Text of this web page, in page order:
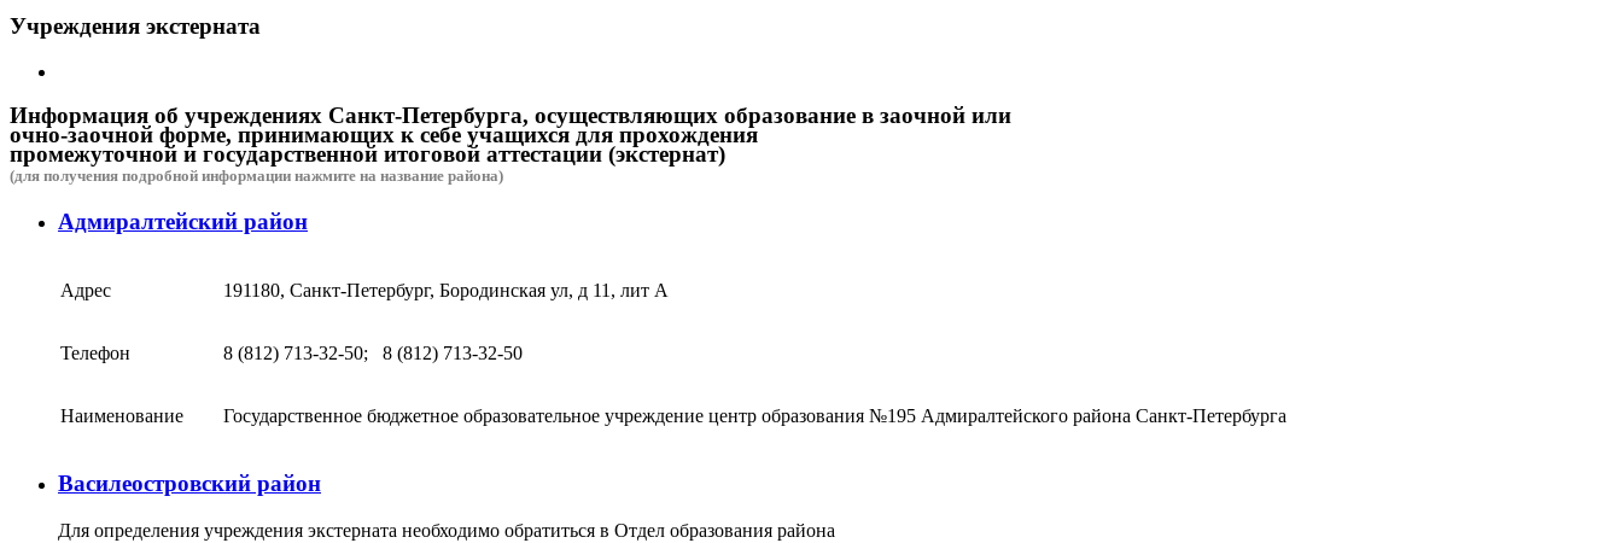
Учреждения экстерната
Информация об учреждениях Санкт-Петербурга, осуществляющих образование в заочной или
очно-заочной форме, принимающих к себе учащихся для прохождения
промежуточной и государственной итоговой аттестации (экстернат)
(для получения подробной информации нажмите на название района)
Адмиралтейский район
Адрес 191180, Санкт-Петербург, Бородинская ул, д 11, лит А
Телефон 8 (812) 713-32-50; 8 (812) 713-32-50
Наименование Государственное бюджетное образовательное учреждение центр образования №195 Адмиралтейского района Санкт-Петербурга
Василеостровский район
Для определения учреждения экстерната необходимо обратиться в Отдел образования района